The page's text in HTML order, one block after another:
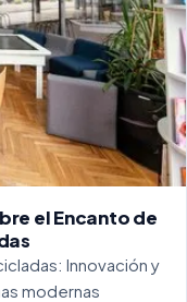
el Encanto de
Innovación y
modernas